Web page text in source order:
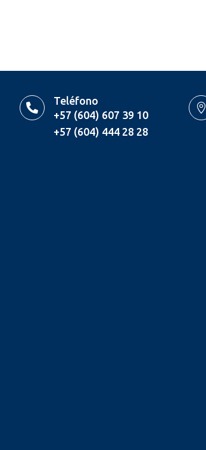

Teléfono
+57 (604) 607 39 10
+57 (604) 444 28 28
